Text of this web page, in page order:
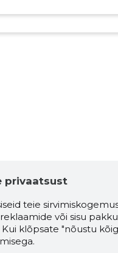
privaatsust
teie
või sisu
Kui klõpsate "nõustu